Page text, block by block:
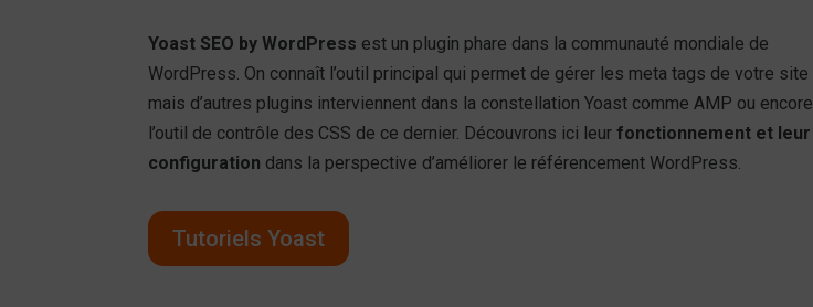
Yoast SEO by WordPress est un plugin phare dans la communauté mondiale de
WordPress. On connaît l’outil principal qui permet de gérer les meta tags de votre site
mais d’autres plugins interviennent dans la constellation Yoast comme AMP ou encore
l’outil de contrôle des CSS de ce dernier. Découvrons ici leur fonctionnement et leur
configuration dans la perspective d’améliorer le référencement WordPress.
Tutoriels Yoast